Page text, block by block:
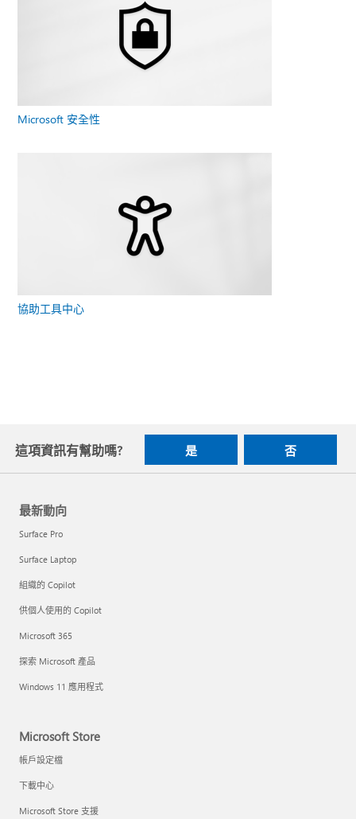
Microsoft 安全性
協助工具中心
這項資訊有幫助嗎? 是 否
最新動向
Surface Pro
Surface Laptop
組織的 Copilot
供個人使用的 Copilot
Microsoft 365
探索 Microsoft 產品
Windows 11 應用程式
Microsoft Store
帳戶設定檔
下載中心
Microsoft Store 支援